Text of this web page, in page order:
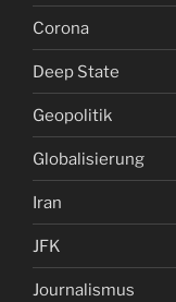
Corona
Deep State
Geopolitik
Globalisierung
Iran
JFK
Journalismus